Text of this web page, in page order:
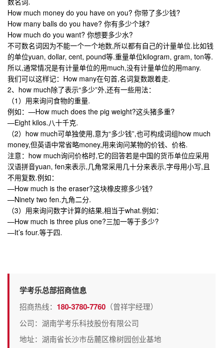
How much money do you have on you? 你带了多少钱?
How many balls do you have? 你有多少个球?
How much do you want? 你想要多少水?
不可数名词因为不能一个一个地数,所以都有自己的计量单位.比如钱
的单位yuan, dollar, cent, pound等.重量单位kilogram, gram, ton等.
所以,通常情况是有计量单位的用much,没有计量单位的用many.
我们可以这样记：How many在句首,名词复数跟着走.
2、how much除了表示“多少”外,还有一些用法：
（1）用来询问食物的重量.
例如：—How much does the pig weight?这头猪多重?
—Eight kilos.八十千克.
（2）how much可单独使用,意为“多少钱”,也可构成词组how much
money,但英语中常省略money,用来询问某物的价钱、价格.
注意：how much询问价格时,它的回答若是中国的货币单位应采用
汉语拼音yuan, fen来表示,几角常采用几十分来表示,字母用小写,且
不用复数.例如：
—How much is the eraser?这块橡皮擦多少钱?
—Ninety two fen.九角二分.
（3）用来询问数字计算的结果,相当于what.例如：
—How much is three plus one?三加一等于多少?
—It’s four.等于四.
学考乐总部招商信息
招商热线： 180-3780-7760 （曾祥宇经理）
公司：湖南学考乐科技股份有限公司
地址：湖南省长沙市岳麓区橡树园创业基地